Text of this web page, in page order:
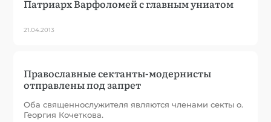
Патриарх Варфоломей с главным униатом
21.04.2013
Православные сектанты-модернисты
отправлены под запрет
Оба священнослужителя являются членами секты о.
Георгия Кочеткова.